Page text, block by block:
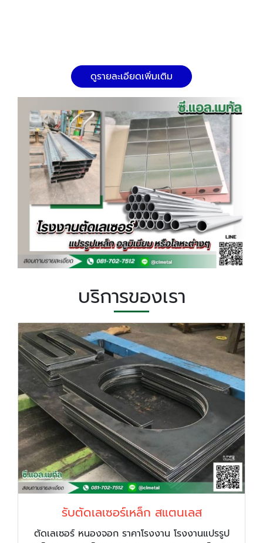
ดูรายละเอียดเพิ่มเติม
บริการของเรา
รับตัดเลเซอร์เหล็ก สแตนเลส
ตัดเลเซอร์ หนองจอก ราคาโรงงาน โรงงานแปรรูป